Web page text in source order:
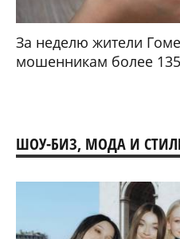
За неделю жители
мошенникам более
ШОУ-БИЗ, МОДА И